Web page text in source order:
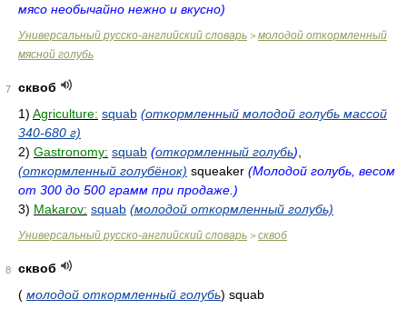
мясо необычайно нежно и вкусно)
Универсальный русско-английский словарь > молодой откормленный
мясной голубь
7
сквоб
1) Agriculture: squab (откормленный молодой голубь массой
340-680 г)
2) Gastronomy: squab (откормленный голубь)
(откормленный голубёнок) squeaker (Молодой голубь, весом
от 300 до 500 грамм при продаже.)
3) Makarov: squab (молодой откормленный голубь)
Универсальный русско-английский словарь > сквоб
8
сквоб
( молодой откормленный голубь) squab